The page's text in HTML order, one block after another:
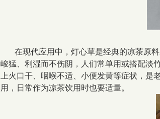
在现代应用中，灯心草是经典的凉茶原
峻猛、利湿而不伤阴，人们常单用或搭配淡
上火口干、咽喉不适、小便发黄等症状，
用，日常作为凉茶饮用时也要适量。